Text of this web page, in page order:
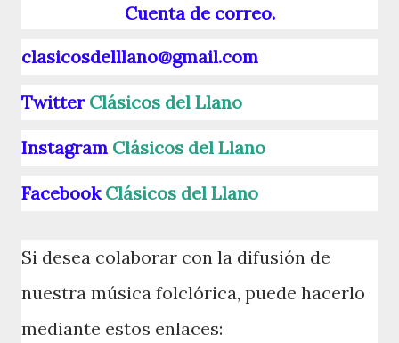
Cuenta de correo.
clasicosdelllano@gmail.com
Twitter Clásicos del Llano
Instagram Clásicos del Llano
Facebook Clásicos del Llano
Si desea colaborar con la difusión de
nuestra música folclórica, puede hacerlo
mediante estos enlaces: